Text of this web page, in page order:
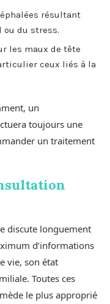
résultant
ou du stress.
les maux de tête
ceux liés à la
un
toujours une
un traitement
discute longuement
d’informations
vie, son état
Toutes ces
le plus approprié